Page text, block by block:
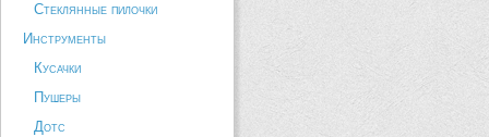
Стеклянные пилочки
Инструменты
Кусачки
Пушеры
Дотс